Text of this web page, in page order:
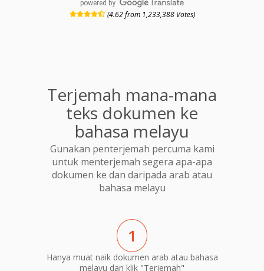
powered by
(4.62 from 1,233,388 Votes)
Terjemah mana-mana
teks dokumen ke
bahasa melayu
Gunakan penterjemah percuma kami
untuk menterjemah segera apa-apa
dokumen ke dan daripada arab atau
bahasa melayu
1
Hanya muat naik dokumen arab atau bahasa
melayu dan klik "Terjemah"